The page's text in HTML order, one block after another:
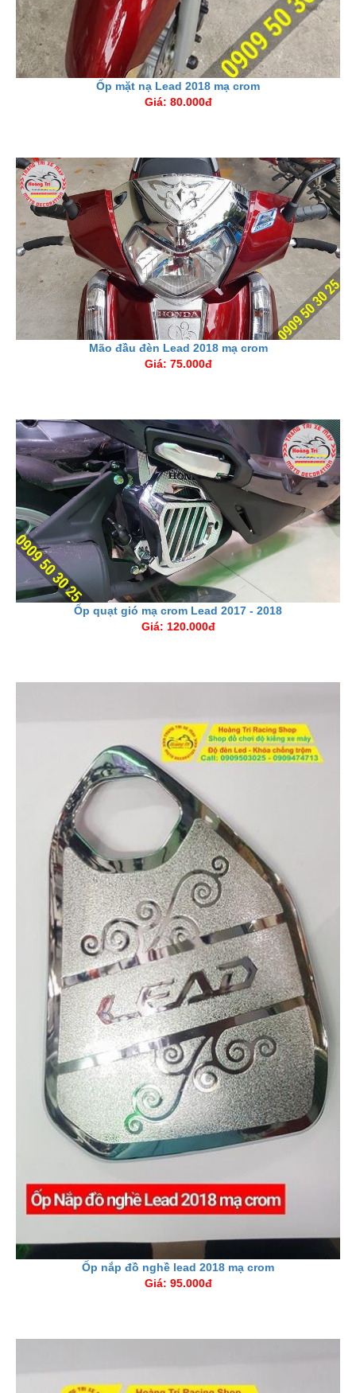
Ốp mặt nạ Lead 2018 mạ crom
Giá: 80.000đ
Mão đầu đèn Lead 2018 mạ crom
Giá: 75.000đ
Ốp quạt gió mạ crom Lead 2017 - 2018
Giá: 120.000đ
Ốp nắp đồ nghề lead 2018 mạ crom
Giá: 95.000đ